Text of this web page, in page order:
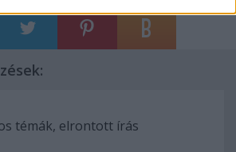
témák, elrontott írás